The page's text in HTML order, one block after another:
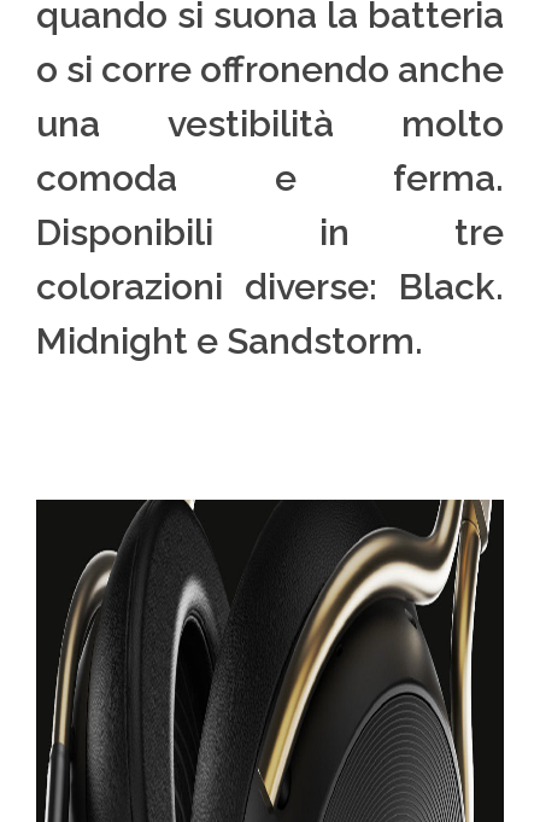
quando si suona la batteria
o si corre offronendo anche
una vestibilità molto
comoda e ferma.
Disponibili in tre
colorazioni diverse: Black.
Midnight e Sandstorm.